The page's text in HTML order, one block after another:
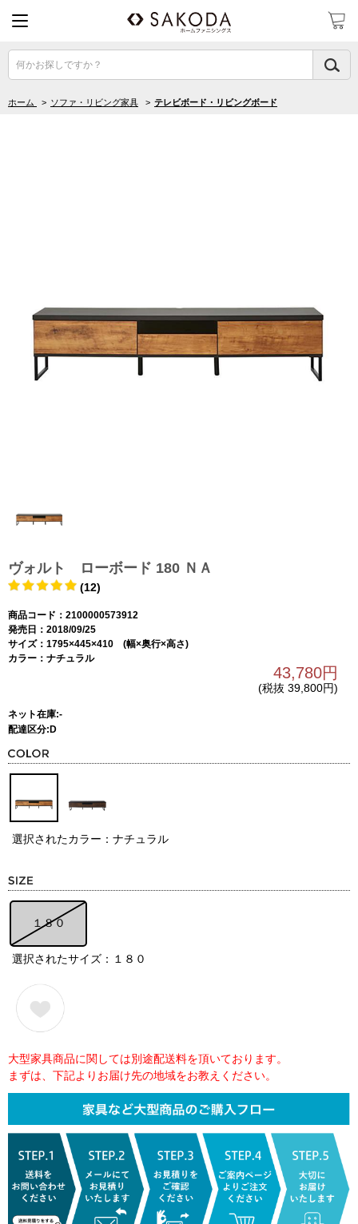
何かお探しですか？
ホーム > ソファ・リビング家具 > テレビボード・リビングボード
ヴォルト ローボード 180 ＮＡ
(12)
商品コード：2100000573912
発売日：2018/09/25
サイズ：1795×445×410 (幅×奥行×高さ)
カラー：ナチュラル
43,780円
(税抜 39,800円)
ネット在庫:-
配達区分:D
選択されたカラー：ナチュラル
１８０
選択されたサイズ：１８０
大型家具商品に関しては別途配送料を頂いております。
まずは、下記よりお届け先の地域をお教えください。